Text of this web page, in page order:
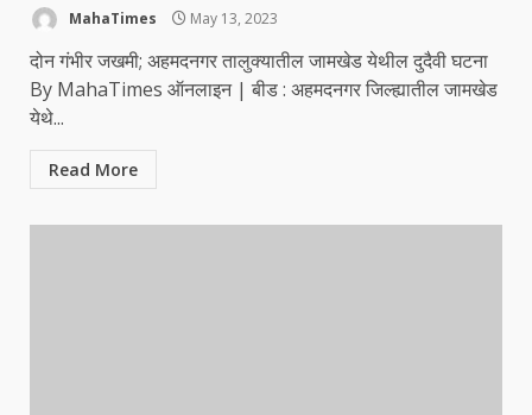
MahaTimes May 13, 2023
दोन गंभीर जखमी; अहमदनगर तालुक्यातील जामखेड येथील दुदैवी घटना
By MahaTimes ऑनलाइन | बीड : अहमदनगर जिल्ह्यातील जामखेड
येथे...
Read More